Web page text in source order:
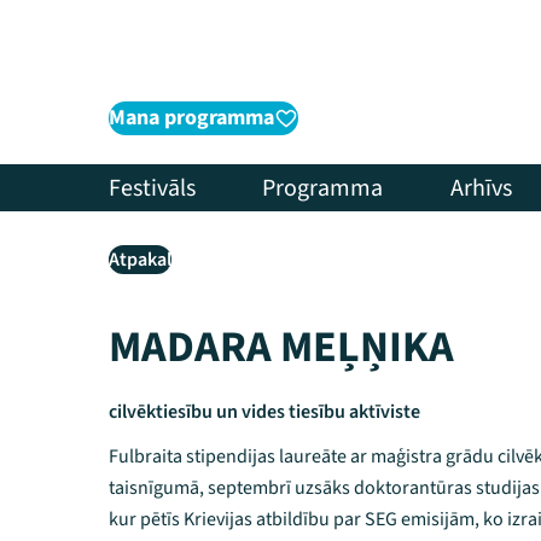
Mana programma
Festivāls Programma Arhīvs
Atpakaļ
MADARA MEĻŅIKA
cilvēktiesību un vides tiesību aktīviste
Fulbraita stipendijas laureāte ar maģistra grādu
taisnīgumā, septembrī uzsāks doktorantūras
kur pētīs Krievijas atbildību par SEG emisijām, ko